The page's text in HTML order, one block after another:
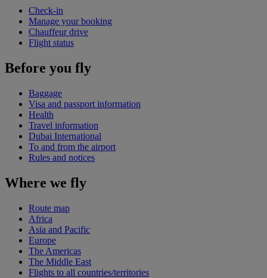
Check-in
Manage your booking
Chauffeur drive
Flight status
Before you fly
Baggage
Visa and passport information
Health
Travel information
Dubai International
To and from the airport
Rules and notices
Where we fly
Route map
Africa
Asia and Pacific
Europe
The Americas
The Middle East
Flights to all countries/territories